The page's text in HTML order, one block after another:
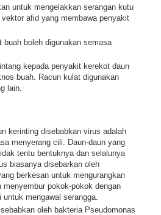
untuk mengelakkan serangan kutu
afid yang membawa penyakit
buah boleh digunakan semasa
kepada penyakit kerekot daun
buah. Racun kulat digunakan
lain.
kerinting disebabkan virus adalah
menyerang cili. Daun-daun yang
tentu bentuknya dan selalunya
biasanya disebarkan oleh
berkesan untuk mengurangkan
pokok-pokok dengan
mengawal serangga.
oleh bakteria Pseudomonas